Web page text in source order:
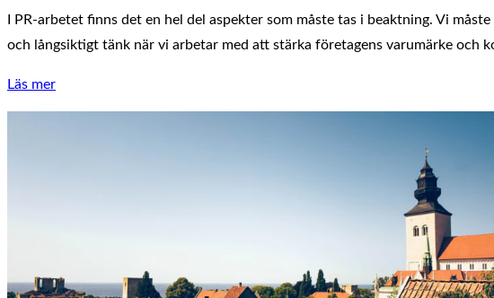
I PR-arbetet finns det en hel del aspekter som måste tas i beaktning. Vi
och långsiktigt tänk när vi arbetar med att stärka företagens varumärke
Läs mer”Hur
väl